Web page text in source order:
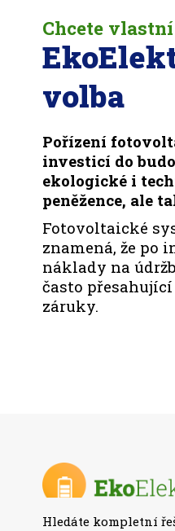
Chcete
volba
Pořízení
investicí do
ekologické i
peněžence, ale
Fotovoltaické
znamená, že po
náklady na
často
záruky.
Hledáte kompletní